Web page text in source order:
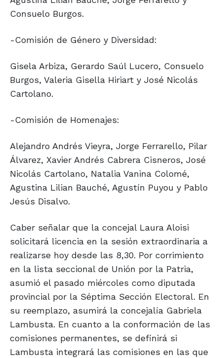
Consuelo Burgos.
-Comisión de Género y Diversidad:
Gisela Arbiza, Gerardo Saúl Lucero, Consuelo
Burgos, Valeria Gisella Hiriart y José Nicolás
Cartolano.
-Comisión de Homenajes:
Alejandro Andrés Vieyra, Jorge Ferrarello, Pilar
Álvarez, Xavier Andrés Cabrera Cisneros, José
Nicolás Cartolano, Natalia Vanina Colomé,
Agustina Lilian Bauché, Agustín Puyou y Pablo
Jesús Disalvo.
Caber señalar que la concejal Laura Aloisi
solicitará licencia en la sesión extraordinaria a
realizarse hoy desde las 8,30. Por corrimiento
en la lista seccional de Unión por la Patria,
asumió el pasado miércoles como diputada
provincial por la Séptima Sección Electoral. En
su reemplazo, asumirá la concejalía Gabriela
Lambusta. En cuanto a la conformación de las
comisiones permanentes, se definirá si
Lambusta integrará las comisiones en las que